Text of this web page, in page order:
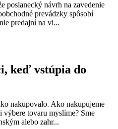
poslanecký návrh na zavedenie
prevádzky spôsobí
predajní na vi...
keď vstúpia do
nakupovalo. Ako nakupujeme
výbere tovaru myslíme? Sme
alebo zahr...